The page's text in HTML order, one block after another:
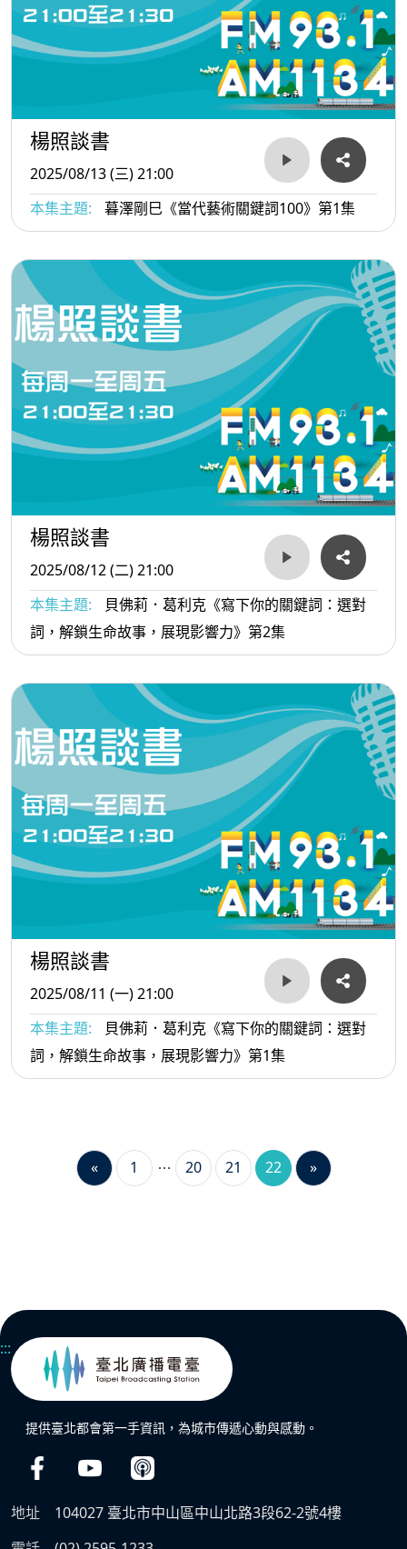
楊照談書
2025/08/13 (三) 21:00
本集主題:
暮澤剛巳《當代藝術關鍵詞100》第1集
楊照談書
2025/08/12 (二) 21:00
本集主題:
貝佛莉．葛利克《寫下你的關鍵詞：選對
詞，解鎖生命故事，展現影響力》第2集
楊照談書
2025/08/11 (一) 21:00
本集主題:
貝佛莉．葛利克《寫下你的關鍵詞：選對
詞，解鎖生命故事，展現影響力》第1集
« 1 20 21 22 »
:::
提供臺北都會第一手資訊，為城市傳遞心動與感動。
地址
104027 臺北市中山區中山北路3段62-2號4樓